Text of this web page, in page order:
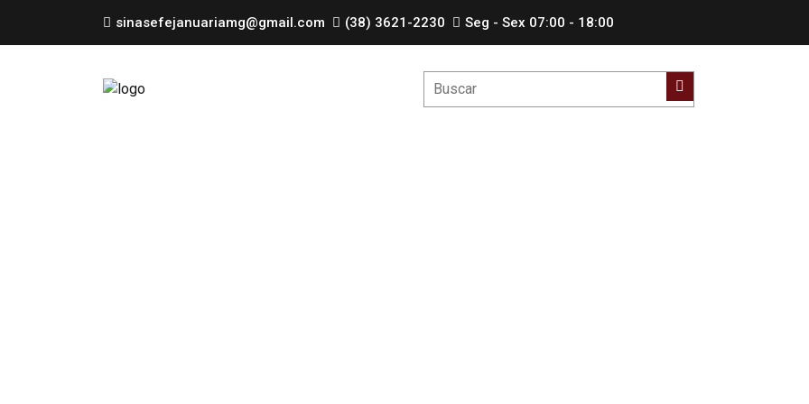
sinasefejanuariamg@gmail.com (38) 3621-2230 Seg - Sex 07:00 - 18:00